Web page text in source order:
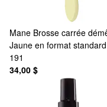
Mane Brosse carrée
Jaune en format standard
191
34,00 $